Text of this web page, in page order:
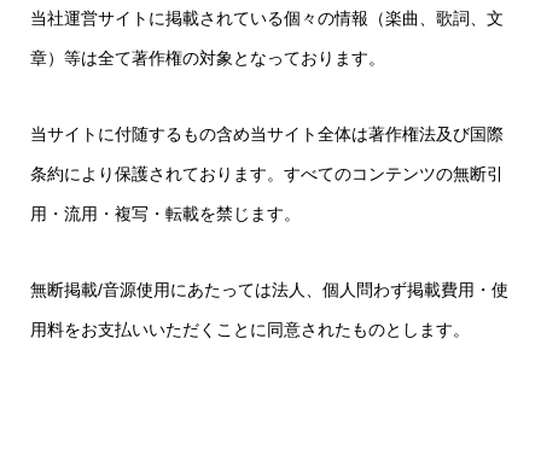
当社運営サイトに掲載されている個々の情報（楽曲、歌詞、文
章）等は全て著作権の対象となっております。
当サイトに付随するもの含め当サイト全体は著作権法及び国際
条約により保護されております。すべてのコンテンツの無断引
用・流用・複写・転載を禁じます。
無断掲載/音源使用にあたっては法人、個人問わず掲載費用・使
用料をお支払いいただくことに同意されたものとします。